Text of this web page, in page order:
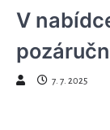
V
7. 7. 2025